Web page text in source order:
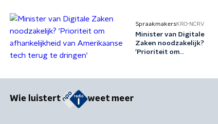
SpraakmakersKRO-NCRV
Minister van Digitale
Zaken noodzakelijk?
'Prioriteit om
terug te dringen'
Wie luistert weet meer